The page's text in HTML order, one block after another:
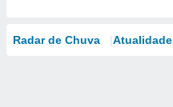
Radar de Chuva Atualidade